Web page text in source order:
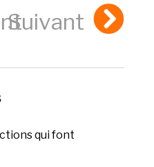
Suivant
qui font